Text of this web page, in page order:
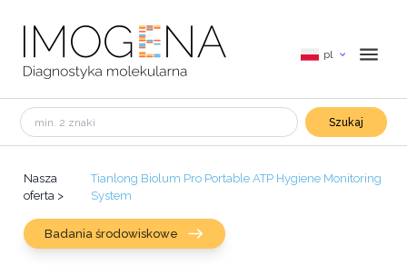
pl
Szukaj
Nasza
oferta >
Tianlong Biolum Pro Portable ATP Hygiene Monitoring
System
Badania środowiskowe